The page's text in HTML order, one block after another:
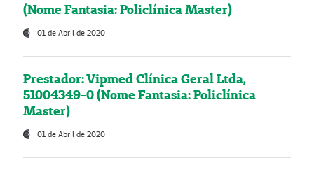
(Nome Fantasia: Policlínica Master)
01 de Abril de 2020
Prestador: Vipmed Clínica Geral Ltda,
51004349-0 (Nome Fantasia: Policlínica
Master)
01 de Abril de 2020